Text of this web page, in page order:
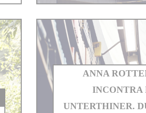
ANNA
UNTERTHINER.